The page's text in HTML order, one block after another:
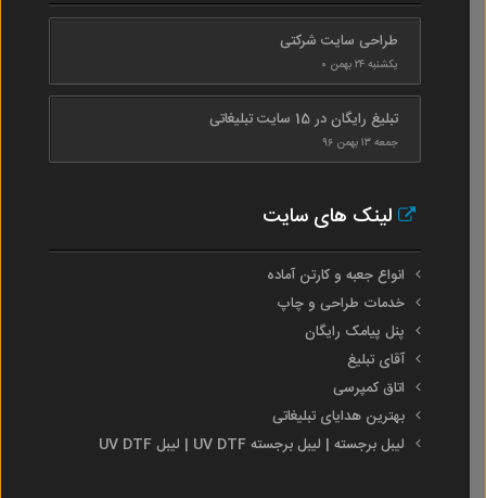
طراحی سایت شرکتی
یکشنبه ۲۴ بهمن ۰
تبلیغ رایگان در 15 سایت تبلیغاتی
جمعه ۱۳ بهمن ۹۶
لینک های سایت
انواع جعبه و کارتن آماده
خدمات طراحی و چاپ
پنل پیامک رایگان
آقای تبلیغ
اتاق کمپرسی
بهترین هدایای تبلیغاتی
لیبل برجسته | لیبل برجسته UV DTF | لیبل UV DTF